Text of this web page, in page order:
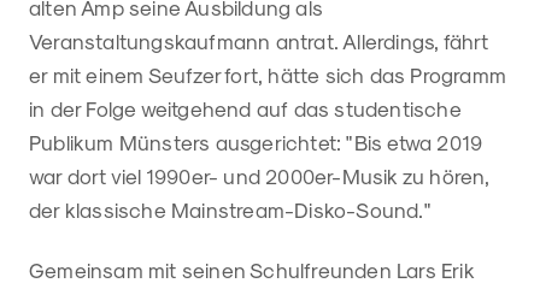
alten Amp seine Ausbildung als
Veranstaltungskaufmann antrat. Allerdings, fährt
er mit einem Seufzer fort, hätte sich das Programm
in der Folge weitgehend auf das studentische
Publikum Münsters ausgerichtet: "Bis etwa 2019
war dort viel 1990er- und 2000er-Musik zu hören,
der klassische Mainstream-Disko-Sound."
Gemeinsam mit seinen Schulfreunden Lars Erik